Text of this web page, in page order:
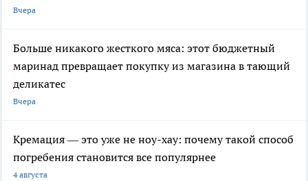
Вчера
Больше никакого жесткого мяса: этот бюджетный
маринад превращает покупку из магазина в тающий
деликатес
Вчера
Кремация — это уже не ноу-хау: почему такой способ
погребения становится все популярнее
4 августа